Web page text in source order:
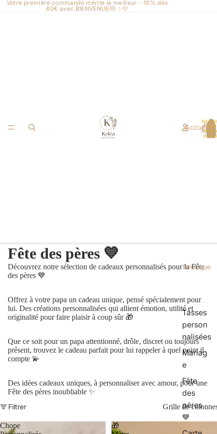
Votre première commande mérite le meilleur: -10% dès
40€ avec BIENVENUE10 ✨🩷
Accueil
Boutique
Tasses
person
nalisées
Mariag
e
Fête
des
pères
💙
total
dans
Fête des pères 💙
Découvrez notre sélection de cadeaux personnalisés pour la Fête
des pères 💙
Offrez à votre papa un cadeau unique, pensé spécialement pour
lui. Des créations personnalisées qui allient émotion, utilité et
originalité pour faire plaisir à coup sûr 🎁
Que ce soit pour un papa attentionné, drôle, discret ou toujours
présent, trouvez le cadeau parfait pour lui rappeler à quel point il
compte 💫
Des idées cadeaux uniques, à personnaliser avec amour, pour une
Fête des pères inoubliable ✨
Filtrer
Grille de
Chope
🎁